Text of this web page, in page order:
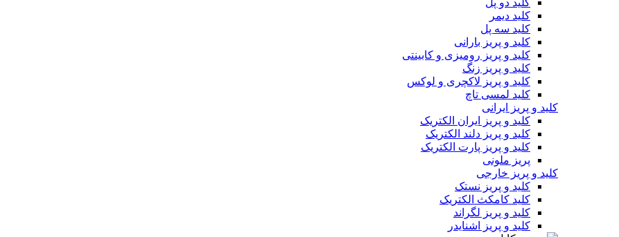
کلید دو پل
کلید دیمر
کلید سه پل
کلید و پریز بارانی
کلید و پریز رومیزی و کابینتی
کلید و پریز زنگ
کلید و پریز لاکچری و لوکس
کلید لمسی تاچ
کلید و پریز ایرانی
کلید و پریز ایران الکتریک
کلید و پریز دلند الکتریک
کلید و پریز پارت الکتریک
پریز ملونی
کلید و پریز خارجی
کلید و پریز نستک
کلید کامکث الکتریک
کلید و پریز لگراند
کلید و پریز اشنایدر